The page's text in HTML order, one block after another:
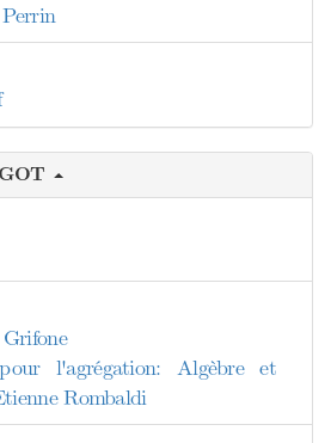
l'agrégation: Algèbre et
Rombaldi